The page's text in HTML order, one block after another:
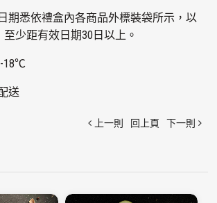
期悉依禮盒內各商品外標裝袋所示，以
少距有效日期30日以上。
-18℃
送
上一則 回上頁 下一則